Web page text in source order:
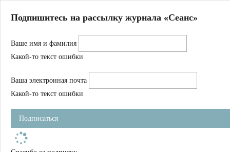
Магазин
Журнал
Школа
Устав
Фильмы
Имена
Тэги
Подпишитесь на рассылку журнала «Сеанс»
Ваше имя и фамилия
Какой-то текст ошибки
Ваша электронная почта
Какой-то текст ошибки
Подписаться